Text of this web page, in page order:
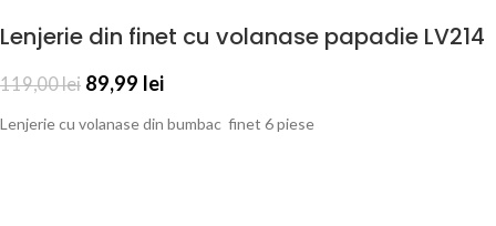
Lenjerie din finet cu volanase papadie LV214
119,00lei 89,99 lei
Lenjerie cu volanase din bumbac finet 6 piese